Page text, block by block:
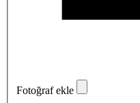
Fotoğraf ekle